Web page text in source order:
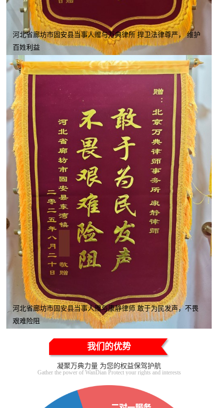
河北省廊坊市固安县当事人赠与万典律所 捍卫法律尊严， 维护
百姓利益
河北省廊坊市固安县当事人赠与康静律师 敢于为民发声，不畏
艰难险阻
我们的优势
凝聚万典力量 为您的权益保驾护航
Gather the power of WanDian Protect your rights and interests